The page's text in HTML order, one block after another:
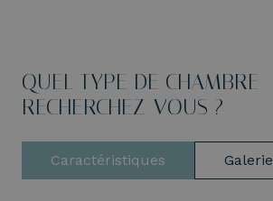
QUEL TYPE DE CHAMBRE
RECHERCHEZ-VOUS ?
Caractéristiques Galerie